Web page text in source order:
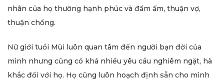
nhân của họ thường hạnh phúc và đầm ấm, thuận vợ,
thuận chồng.
Nữ giới tuổi Mùi luôn quan tâm đến người bạn đời của
mình nhưng cũng có khá nhiều yêu cầu nghiêm ngặt, hà
khắc đối với họ. Họ cũng luôn hoạch định sẵn cho mình